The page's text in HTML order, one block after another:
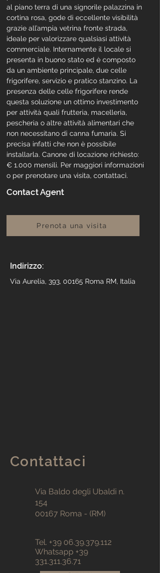
al piano terra di una signorile palazzina in
cortina rosa, gode di eccellente visibilità
grazie all’ampia vetrina fronte strada,
ideale per valorizzare qualsiasi attività
commerciale. Internamente il locale si
presenta in buono stato ed è composto
da un ambiente principale, due celle
frigorifere, servizio e pratico stanzino. La
presenza delle celle frigorifere rende
questa soluzione un ottimo investimento
per attività quali frutteria, macelleria,
pescheria o altre attività alimentari che
non necessitano di canna fumaria. Si
precisa infatti che non è possibile
installarla. Canone di locazione richiesto:
€ 1.000 mensili. Per maggiori informazioni
o per prenotare una visita, contattaci.
Contact Agent
Prenota una visita
Indirizzo:
Via Aurelia, 393, 00165 Roma RM, Italia
Contattaci
Via Baldo degli Ubaldi n.
154
00167 Roma - (RM)
Tel. +39 06.39.379.112
Whatsapp +39
331.311.36.71